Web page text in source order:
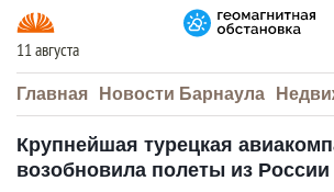
11 августа
Главная Новости Барнаула
Крупнейшая турецкая
возобновила полеты из